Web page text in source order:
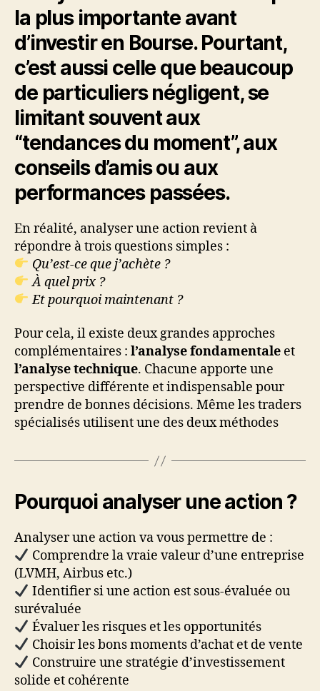
la plus importante avant
d’investir en Bourse. Pourtant,
c’est aussi celle que beaucoup
de particuliers négligent, se
limitant souvent aux
“tendances du moment”, aux
conseils d’amis ou aux
performances passées.
En réalité, analyser une action revient à
répondre à trois questions simples :
Qu’est-ce que j’achète ?
À quel prix ?
Et pourquoi maintenant ?
Pour cela, il existe deux grandes approches
complémentaires : l’analyse fondamentale et
l’analyse technique. Chacune apporte une
perspective différente et indispensable pour
prendre de bonnes décisions. Même les traders
spécialisés utilisent une des deux méthodes
Pourquoi analyser une action ?
Analyser une action va vous permettre de :
Comprendre la vraie valeur d’une entreprise
(LVMH, Airbus etc.)
Identifier si une action est sous-évaluée ou
surévaluée
Évaluer les risques et les opportunités
Choisir les bons moments d’achat et de vente
Construire une stratégie d’investissement
solide et cohérente